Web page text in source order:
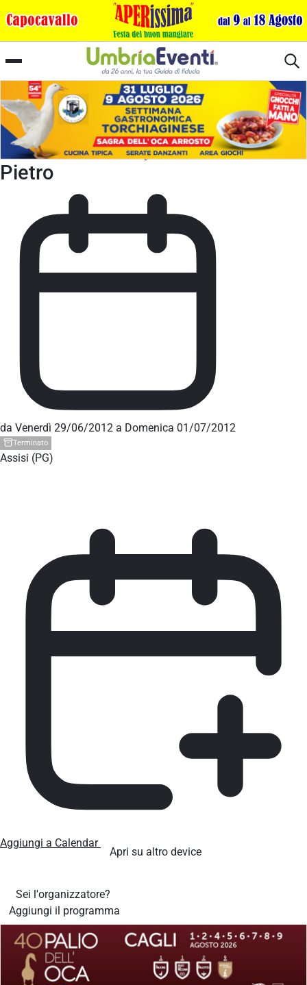
Festa delle Campanelle a San
Pietro
da Venerdì 29/06/2012 a Domenica 01/07/2012
Terminato
Assisi (PG)
Aggiungi a Calendar
Apri su altro device
Sei l'organizzatore?
Aggiungi il programma